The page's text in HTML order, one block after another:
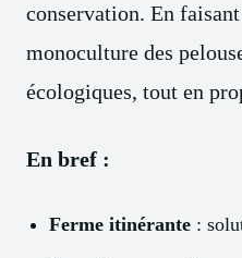
conservation. En
monoculture des
écologiques, tout en
En bref :
Ferme itinérante :